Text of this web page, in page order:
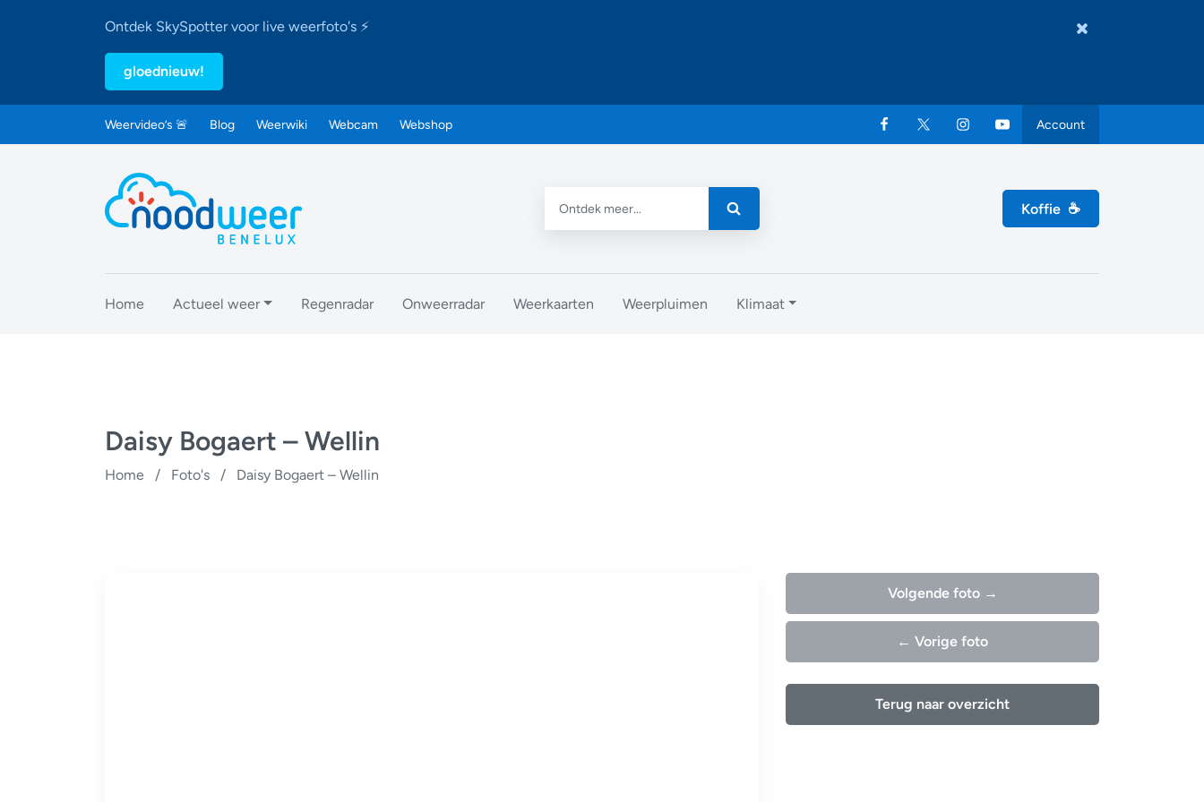
Ontdek SkySpotter voor live weerfoto's ⚡
gloednieuw!
Weervideo’s 🚨 Blog Weerwiki Webcam Webshop Account
Koffie ☕
Home Actueel weer Regenradar Onweerradar Weerkaarten Weerpluimen Klimaat
Daisy Bogaert – Wellin
Home / Foto's / Daisy Bogaert – Wellin
Volgende foto →
← Vorige foto
Terug naar overzicht